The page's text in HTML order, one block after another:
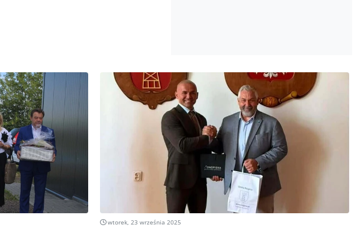
wtorek, 23 września 2025